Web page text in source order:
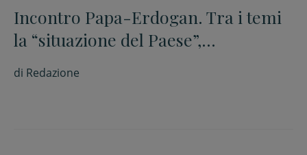
Incontro Papa-Erdogan. Tra i temi
la “situazione del Paese”,
l’accoglienza dei profughi e
Gerusalemme
di Redazione